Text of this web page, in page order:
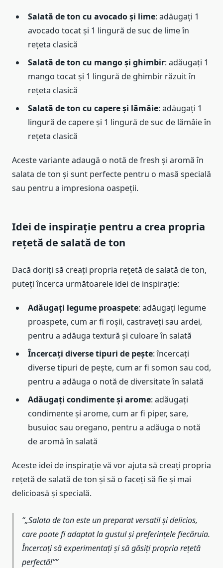
Salată de ton cu avocado și lime: adăugați 1
avocado tocat și 1 lingură de suc de lime în
rețeta clasică
Salată de ton cu mango și ghimbir: adăugați 1
mango tocat și 1 lingură de ghimbir răzuit în
rețeta clasică
Salată de ton cu capere și lămâie: adăugați 1
lingură de capere și 1 lingură de suc de lămâie în
rețeta clasică
Aceste variante adaugă o notă de fresh și aromă în
salata de ton și sunt perfecte pentru o masă specială
sau pentru a impresiona oaspeții.
Idei de inspirație pentru a crea propria
rețetă de salată de ton
Dacă doriți să creați propria rețetă de salată de ton,
puteți încerca următoarele idei de inspirație:
Adăugați legume proaspete: adăugați legume
proaspete, cum ar fi roșii, castraveți sau ardei,
pentru a adăuga textură și culoare în salată
Încercați diverse tipuri de pește: încercați
diverse tipuri de pește, cum ar fi somon sau cod,
pentru a adăuga o notă de diversitate în salată
Adăugați condimente și arome: adăugați
condimente și arome, cum ar fi piper, sare,
busuioc sau oregano, pentru a adăuga o notă
de aromă în salată
Aceste idei de inspirație vă vor ajuta să creați propria
rețetă de salată de ton și să o faceți să fie și mai
delicioasă și specială.
„Salata de ton este un preparat versatil și delicios,
care poate fi adaptat la gustul și preferințele fiecăruia.
Încercați să experimentați și să găsiți propria rețetă
perfectă!”